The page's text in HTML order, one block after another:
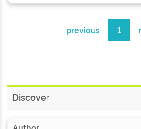
previous 1
Discover